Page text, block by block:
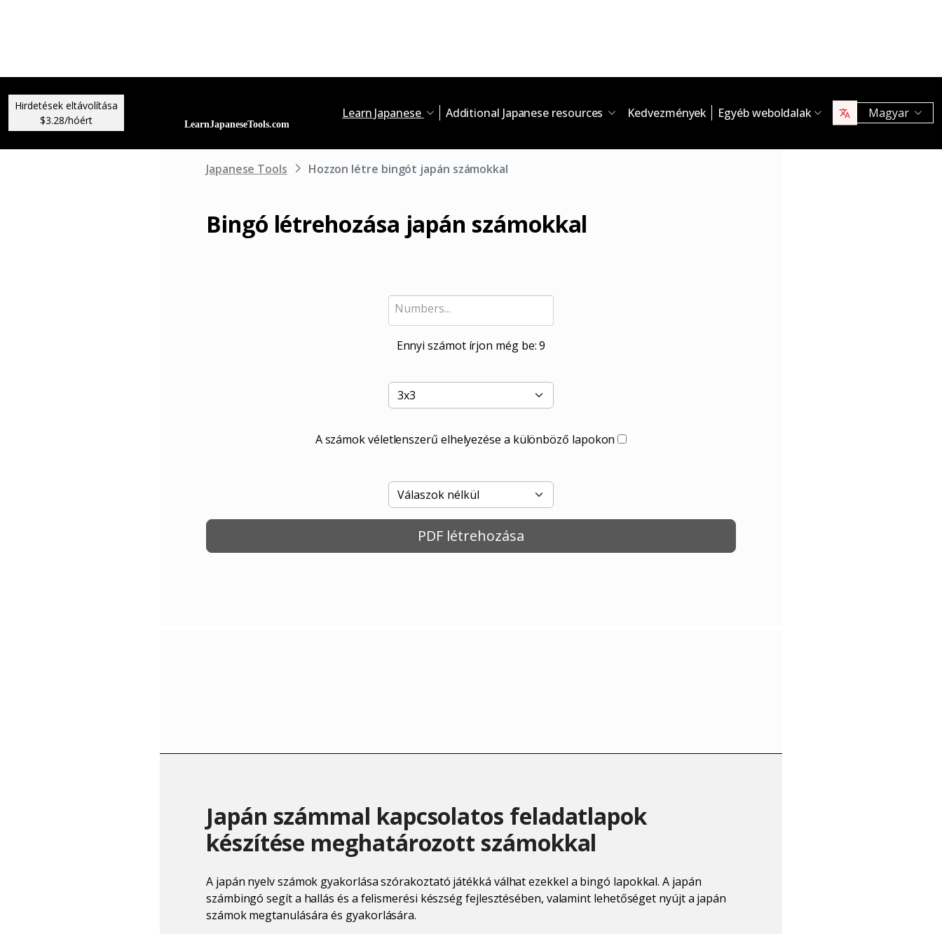
Hirdetések eltávolítása
$3.28/hóért
Learn Japanese Additional Japanese resources Kedvezmények Egyéb weboldalak Magyar
Japanese Tools Hozzon létre bingót japán számokkal
Bingó létrehozása japán számokkal
Ennyi számot írjon még be:9
A számok véletlenszerű elhelyezése a különböző lapokon
PDF létrehozása
Japán számmal kapcsolatos feladatlapok
készítése meghatározott számokkal
A japán nyelv számok gyakorlása szórakoztató játékká válhat ezekkel a bingó lapokkal. A japán
számbingó segít a hallás és a felismerési készség fejlesztésében, valamint lehetőséget nyújt a japán
számok megtanulására és gyakorlására.